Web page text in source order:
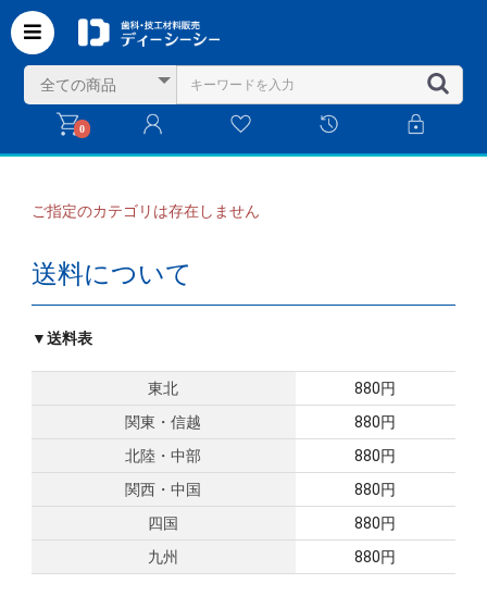
0
ご指定のカテゴリは存在しません
送料について
▼送料表
東北
880円
関東・信越
880円
北陸・中部
880円
関西・中国
880円
四国
880円
九州
880円